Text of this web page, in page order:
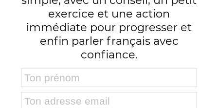
exercice et une action
immédiate pour progresser et
enfin parler français avec
confiance.